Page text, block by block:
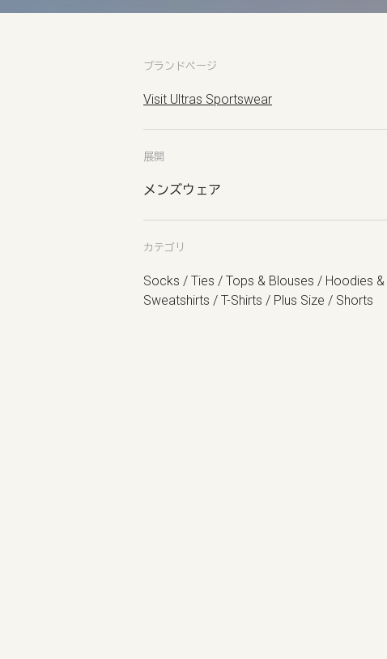
ブランドページ
Visit Ultras Sportswear
展開
メンズウェア
カテゴリ
Socks / Ties / Tops & Blouses / Hoodies &
Sweatshirts / T-Shirts / Plus Size / Shorts